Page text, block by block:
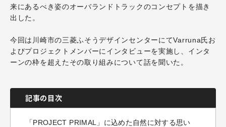
来にあるべき姿のオーバランドトラックのコンセプトを描き
出した。
今回は川崎市の三菱ふそうデザインセンターにてVarruna氏お
よびプロジェクトメンバーにインタビューを実施し、インタ
ーンの枠を超えたその取り組みについて話を聞いた。
記事の目次
「PROJECT PRIMAL」に込めた自然に対する思い